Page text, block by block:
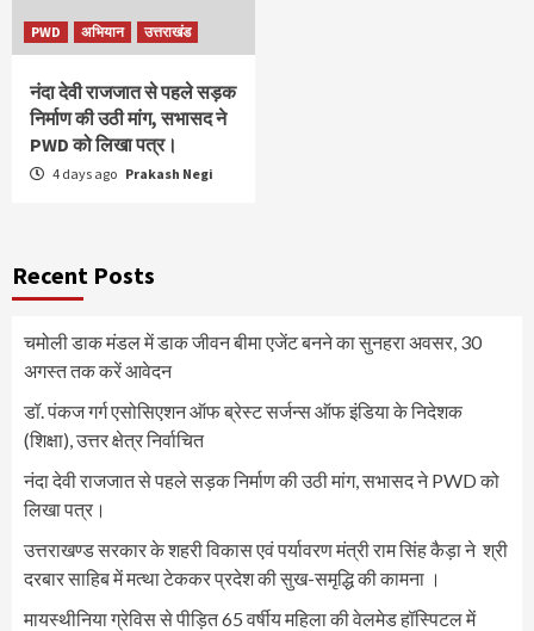
PWD अभियान उत्तराखंड
नंदा देवी राजजात से पहले सड़क
निर्माण की उठी मांग, सभासद ने
PWD को लिखा पत्र।
4 days ago Prakash Negi
Recent Posts
चमोली डाक मंडल में डाक जीवन बीमा एजेंट बनने का सुनहरा अवसर, 30
अगस्त तक करें आवेदन
डॉ. पंकज गर्ग एसोसिएशन ऑफ ब्रेस्ट सर्जन्स ऑफ इंडिया के निदेशक
(शिक्षा), उत्तर क्षेत्र निर्वाचित
नंदा देवी राजजात से पहले सड़क निर्माण की उठी मांग, सभासद ने PWD को
लिखा पत्र।
उत्तराखण्ड सरकार के शहरी विकास एवं पर्यावरण मंत्री राम सिंह कैड़ा ने श्री
दरबार साहिब में मत्था टेककर प्रदेश की सुख-समृद्धि की कामना ।
मायस्थीनिया ग्रेविस से पीड़ित 65 वर्षीय महिला की वेलमेड हॉस्पिटल में